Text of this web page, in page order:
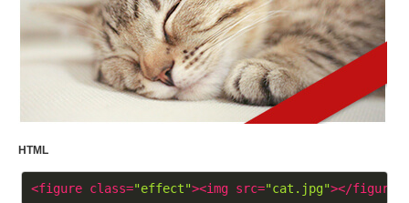
HTML
<figure class="effect"><img src="cat.jpg"></figure